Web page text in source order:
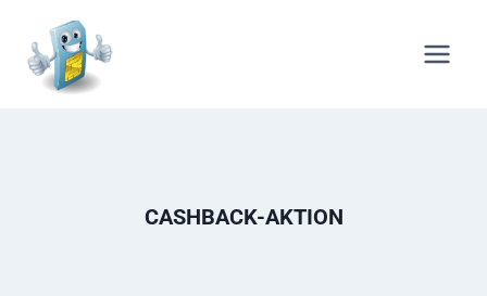
Inhalt
springen
CASHBACK-AKTION